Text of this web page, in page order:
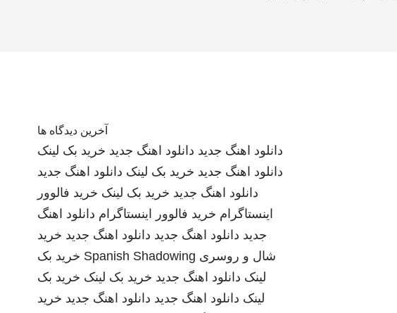
آخرین دیدگاه ها
دانلود اهنگ جدید دانلود اهنگ جدید خرید بک لینک
دانلود اهنگ جدید خرید بک لینک دانلود اهنگ جدید
دانلود اهنگ جدید خرید بک لینک خرید فالوور
اینستاگرام خرید فالوور اینستاگرام دانلود اهنگ
جدید دانلود اهنگ جدید دانلود اهنگ جدید خرید
شال و روسری Spanish Shadowing خرید بک
لینک دانلود اهنگ جدید خرید بک لینک خرید بک
لینک دانلود اهنگ جدید دانلود اهنگ جدید خرید